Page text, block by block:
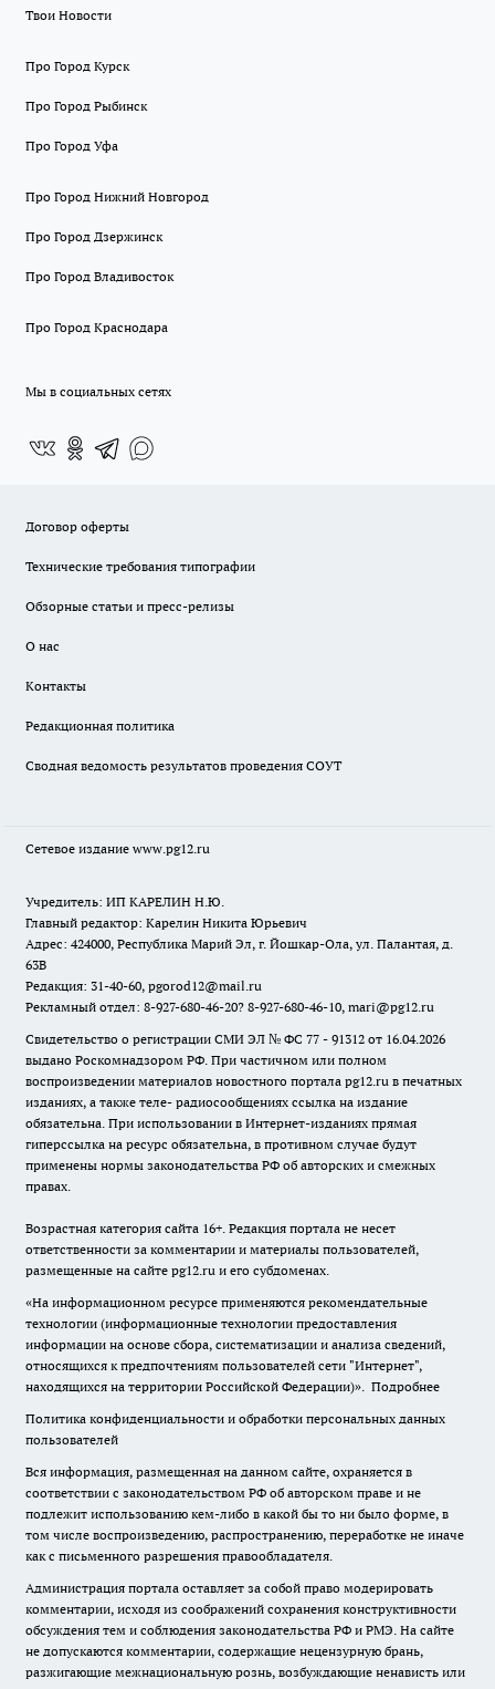
Твои Новости
Про Город Курск
Про Город Рыбинск
Про Город Уфа
Про Город Нижний Новгород
Про Город Дзержинск
Про Город Владивосток
Про Город Краснодара
Мы в социальных сетях
Договор оферты
Технические требования типографии
Обзорные статьи и пресс-релизы
О нас
Контакты
Редакционная политика
Сводная ведомость результатов проведения СОУТ
Сетевое издание www.pg12.ru
Учредитель: ИП КАРЕЛИН Н.Ю.
Главный редактор: Карелин Никита Юрьевич
Адрес: 424000, Республика Марий Эл, г. Йошкар-Ола, ул. Палантая, д.
63В
Редакция: 31-40-60, pgorod12@mail.ru
Рекламный отдел: 8-927-680-46-20? 8-927-680-46-10, mari@pg12.ru
Свидетельство о регистрации СМИ ЭЛ № ФС 77 - 91312 от 16.04.2026
выдано Роскомнадзором РФ. При частичном или полном
воспроизведении материалов новостного портала pg12.ru в печатных
изданиях, а также теле- радиосообщениях ссылка на издание
обязательна. При использовании в Интернет-изданиях прямая
гиперссылка на ресурс обязательна, в противном случае будут
применены нормы законодательства РФ об авторских и смежных
правах.
Возрастная категория сайта 16+. Редакция портала не несет
ответственности за комментарии и материалы пользователей,
размещенные на сайте pg12.ru и его субдоменах.
«На информационном ресурсе применяются рекомендательные
технологии (информационные технологии предоставления
информации на основе сбора, систематизации и анализа сведений,
относящихся к предпочтениям пользователей сети "Интернет",
находящихся на территории Российской Федерации)». Подробнее
Политика конфиденциальности и обработки персональных данных
пользователей
Вся информация, размещенная на данном сайте, охраняется в
соответствии с законодательством РФ об авторском праве и не
подлежит использованию кем-либо в какой бы то ни было форме, в
том числе воспроизведению, распространению, переработке не иначе
как с письменного разрешения правообладателя.
Администрация портала оставляет за собой право модерировать
комментарии, исходя из соображений сохранения конструктивности
обсуждения тем и соблюдения законодательства РФ и РМЭ. На сайте
не допускаются комментарии, содержащие нецензурную брань,
разжигающие межнациональную рознь, возбуждающие ненависть или